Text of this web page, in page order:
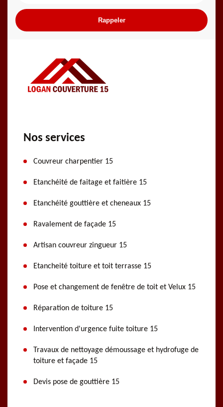
Nos services
Couvreur charpentier 15
Etanchéité de faitage et faitière 15
Etanchéité gouttière et cheneaux 15
Ravalement de façade 15
Artisan couvreur zingueur 15
Etancheité toiture et toit terrasse 15
Pose et changement de fenêtre de toit et Velux 15
Réparation de toiture 15
Intervention d'urgence fuite toiture 15
Travaux de nettoyage démoussage et hydrofuge de
toiture et façade 15
Devis pose de gouttière 15